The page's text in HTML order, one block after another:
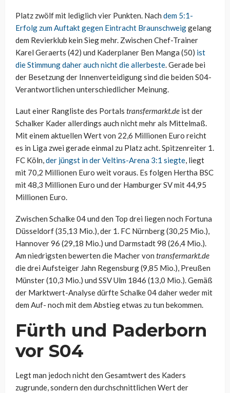
Platz zwölf mit lediglich vier Punkten. Nach dem 5:1-
Erfolg zum Auftakt gegen Eintracht Braunschweiggelang
dem Revierklub kein Sieg mehr. Zwischen Chef-Trainer
Karel Geraerts (42) und Kaderplaner Ben Manga (50) ist
die Stimmung daher auch nicht die allerbeste. Gerade bei
der Besetzung der Innenverteidigung sind die beiden S04-
Verantwortlichen unterschiedlicher Meinung.
Laut einer Rangliste des Portals transfermarkt.de ist der
Schalker Kader allerdings auch nicht mehr als Mittelmaß.
Mit einem aktuellen Wert von 22,6 Millionen Euro reicht
es in Liga zwei gerade einmal zu Platz acht. Spitzenreiter 1.
FC Köln,der jüngst in der Veltins-Arena 3:1 siegte, liegt
mit 70,2 Millionen Euro weit voraus. Es folgen Hertha BSC
mit 48,3 Millionen Euro und der Hamburger SV mit 44,95
Millionen Euro.
Zwischen Schalke 04 und den Top drei liegen noch Fortuna
Düsseldorf (35,13 Mio.), der 1. FC Nürnberg (30,25 Mio.),
Hannover 96 (29,18 Mio.) und Darmstadt 98 (26,4 Mio.).
Am niedrigsten bewerten die Macher von transfermarkt.de
die drei Aufsteiger Jahn Regensburg (9,85 Mio.), Preußen
Münster (10,3 Mio.) und SSV Ulm 1846 (13,0 Mio.). Gemäß
der Marktwert-Analyse dürfte Schalke 04 daher weder mit
dem Auf- noch mit dem Abstieg etwas zu tun bekommen.
Fürth und Paderborn
vor S04
Legt man jedoch nicht den Gesamtwert des Kaders
zugrunde, sondern den durchschnittlichen Wert der